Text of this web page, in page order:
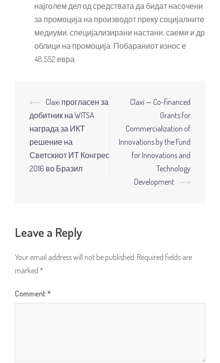
најголем дел од средствата да бидат насочени
за промоција на производот преку социјалните
медиуми, специјализирани настани, саеми и др
облици на промоција. Побараниот износ е
48,552 евра.
Post
navigation
⟵ Claxi прогласен за
добитник на WITSA
награда за ИКТ
решение на
Светскиот ИТ Конгрес
2016 во Бразил
Claxi — Co-financed
Grants for
Commercialization of
Innovations by the Fund
for Innovations and
Technology
Development ⟶
Leave a Reply
Your email address will not be published. Required fields are
marked *
Comment *